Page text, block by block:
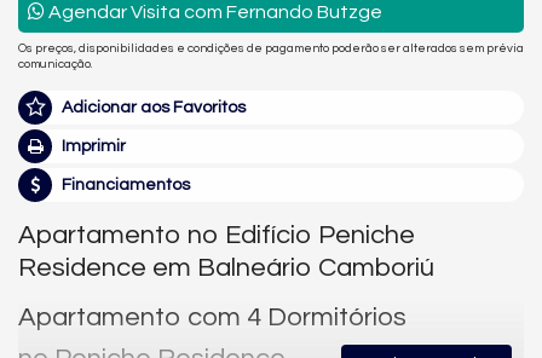
Agendar Visita com Fernando Butzge
Os preços, disponibilidades e condições de pagamento poderão ser alterados sem prévia
comunicação.
Adicionar aos Favoritos
Imprimir
Financiamentos
Apartamento no Edifício Peniche
Residence em Balneário Camboriú
Apartamento com 4 Dormitórios